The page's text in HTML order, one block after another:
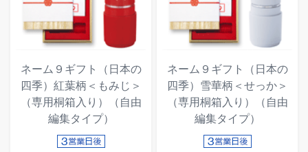
ネーム９ギフト（日本の
四季）紅葉柄＜もみじ＞
（専用桐箱入り）（自由
編集タイプ）
ネーム９ギフト（日本の
四季）雪華柄＜せっか＞
（専用桐箱入り）（自由
編集タイプ）